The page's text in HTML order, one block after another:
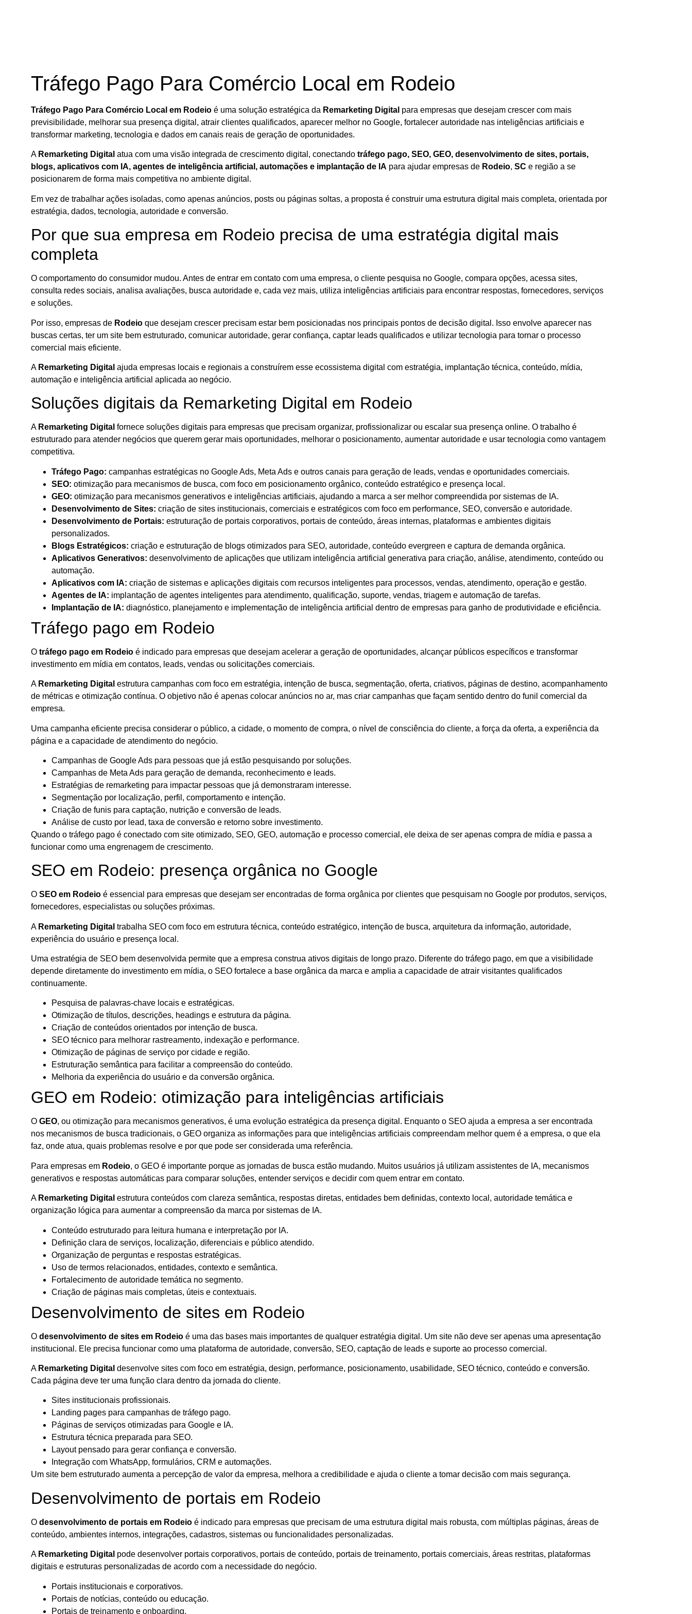
Tráfego Pago Para Comércio Local em Rodeio
Tráfego Pago Para Comércio Local em Rodeio é uma solução estratégica da Remarketing Digital para empresas que desejam crescer com mais
previsibilidade, melhorar sua presença digital, atrair clientes qualificados, aparecer melhor no Google, fortalecer autoridade nas inteligências artificiais e
transformar marketing, tecnologia e dados em canais reais de geração de oportunidades.
A Remarketing Digital atua com uma visão integrada de crescimento digital, conectando tráfego pago, SEO, GEO, desenvolvimento de sites, portais,
blogs, aplicativos com IA, agentes de inteligência artificial, automações e implantação de IA para ajudar empresas de Rodeio, SC e região a se
posicionarem de forma mais competitiva no ambiente digital.
Em vez de trabalhar ações isoladas, como apenas anúncios, posts ou páginas soltas, a proposta é construir uma estrutura digital mais completa, orientada por
estratégia, dados, tecnologia, autoridade e conversão.
Por que sua empresa em Rodeio precisa de uma estratégia digital mais
completa
O comportamento do consumidor mudou. Antes de entrar em contato com uma empresa, o cliente pesquisa no Google, compara opções, acessa sites,
consulta redes sociais, analisa avaliações, busca autoridade e, cada vez mais, utiliza inteligências artificiais para encontrar respostas, fornecedores, serviços
e soluções.
Por isso, empresas de Rodeio que desejam crescer precisam estar bem posicionadas nos principais pontos de decisão digital. Isso envolve aparecer nas
buscas certas, ter um site bem estruturado, comunicar autoridade, gerar confiança, captar leads qualificados e utilizar tecnologia para tornar o processo
comercial mais eficiente.
A Remarketing Digital ajuda empresas locais e regionais a construírem esse ecossistema digital com estratégia, implantação técnica, conteúdo, mídia,
automação e inteligência artificial aplicada ao negócio.
Soluções digitais da Remarketing Digital em Rodeio
A Remarketing Digital fornece soluções digitais para empresas que precisam organizar, profissionalizar ou escalar sua presença online. O trabalho é
estruturado para atender negócios que querem gerar mais oportunidades, melhorar o posicionamento, aumentar autoridade e usar tecnologia como vantagem
competitiva.
Tráfego Pago: campanhas estratégicas no Google Ads, Meta Ads e outros canais para geração de leads, vendas e oportunidades comerciais.
SEO: otimização para mecanismos de busca, com foco em posicionamento orgânico, conteúdo estratégico e presença local.
GEO: otimização para mecanismos generativos e inteligências artificiais, ajudando a marca a ser melhor compreendida por sistemas de IA.
Desenvolvimento de Sites: criação de sites institucionais, comerciais e estratégicos com foco em performance, SEO, conversão e autoridade.
Desenvolvimento de Portais: estruturação de portais corporativos, portais de conteúdo, áreas internas, plataformas e ambientes digitais
personalizados.
Blogs Estratégicos: criação e estruturação de blogs otimizados para SEO, autoridade, conteúdo evergreen e captura de demanda orgânica.
Aplicativos Generativos: desenvolvimento de aplicações que utilizam inteligência artificial generativa para criação, análise, atendimento, conteúdo ou
automação.
Aplicativos com IA: criação de sistemas e aplicações digitais com recursos inteligentes para processos, vendas, atendimento, operação e gestão.
Agentes de IA: implantação de agentes inteligentes para atendimento, qualificação, suporte, vendas, triagem e automação de tarefas.
Implantação de IA: diagnóstico, planejamento e implementação de inteligência artificial dentro de empresas para ganho de produtividade e eficiência.
Tráfego pago em Rodeio
O tráfego pago em Rodeio é indicado para empresas que desejam acelerar a geração de oportunidades, alcançar públicos específicos e transformar
investimento em mídia em contatos, leads, vendas ou solicitações comerciais.
A Remarketing Digital estrutura campanhas com foco em estratégia, intenção de busca, segmentação, oferta, criativos, páginas de destino, acompanhamento
de métricas e otimização contínua. O objetivo não é apenas colocar anúncios no ar, mas criar campanhas que façam sentido dentro do funil comercial da
empresa.
Uma campanha eficiente precisa considerar o público, a cidade, o momento de compra, o nível de consciência do cliente, a força da oferta, a experiência da
página e a capacidade de atendimento do negócio.
Campanhas de Google Ads para pessoas que já estão pesquisando por soluções.
Campanhas de Meta Ads para geração de demanda, reconhecimento e leads.
Estratégias de remarketing para impactar pessoas que já demonstraram interesse.
Segmentação por localização, perfil, comportamento e intenção.
Criação de funis para captação, nutrição e conversão de leads.
Análise de custo por lead, taxa de conversão e retorno sobre investimento.
Quando o tráfego pago é conectado com site otimizado, SEO, GEO, automação e processo comercial, ele deixa de ser apenas compra de mídia e passa a
funcionar como uma engrenagem de crescimento.
SEO em Rodeio: presença orgânica no Google
O SEO em Rodeio é essencial para empresas que desejam ser encontradas de forma orgânica por clientes que pesquisam no Google por produtos, serviços,
fornecedores, especialistas ou soluções próximas.
A Remarketing Digital trabalha SEO com foco em estrutura técnica, conteúdo estratégico, intenção de busca, arquitetura da informação, autoridade,
experiência do usuário e presença local.
Uma estratégia de SEO bem desenvolvida permite que a empresa construa ativos digitais de longo prazo. Diferente do tráfego pago, em que a visibilidade
depende diretamente do investimento em mídia, o SEO fortalece a base orgânica da marca e amplia a capacidade de atrair visitantes qualificados
continuamente.
Pesquisa de palavras-chave locais e estratégicas.
Otimização de títulos, descrições, headings e estrutura da página.
Criação de conteúdos orientados por intenção de busca.
SEO técnico para melhorar rastreamento, indexação e performance.
Otimização de páginas de serviço por cidade e região.
Estruturação semântica para facilitar a compreensão do conteúdo.
Melhoria da experiência do usuário e da conversão orgânica.
GEO em Rodeio: otimização para inteligências artificiais
O GEO, ou otimização para mecanismos generativos, é uma evolução estratégica da presença digital. Enquanto o SEO ajuda a empresa a ser encontrada
nos mecanismos de busca tradicionais, o GEO organiza as informações para que inteligências artificiais compreendam melhor quem é a empresa, o que ela
faz, onde atua, quais problemas resolve e por que pode ser considerada uma referência.
Para empresas em Rodeio, o GEO é importante porque as jornadas de busca estão mudando. Muitos usuários já utilizam assistentes de IA, mecanismos
generativos e respostas automáticas para comparar soluções, entender serviços e decidir com quem entrar em contato.
A Remarketing Digital estrutura conteúdos com clareza semântica, respostas diretas, entidades bem definidas, contexto local, autoridade temática e
organização lógica para aumentar a compreensão da marca por sistemas de IA.
Conteúdo estruturado para leitura humana e interpretação por IA.
Definição clara de serviços, localização, diferenciais e público atendido.
Organização de perguntas e respostas estratégicas.
Uso de termos relacionados, entidades, contexto e semântica.
Fortalecimento de autoridade temática no segmento.
Criação de páginas mais completas, úteis e contextuais.
Desenvolvimento de sites em Rodeio
O desenvolvimento de sites em Rodeio é uma das bases mais importantes de qualquer estratégia digital. Um site não deve ser apenas uma apresentação
institucional. Ele precisa funcionar como uma plataforma de autoridade, conversão, SEO, captação de leads e suporte ao processo comercial.
A Remarketing Digital desenvolve sites com foco em estratégia, design, performance, posicionamento, usabilidade, SEO técnico, conteúdo e conversão.
Cada página deve ter uma função clara dentro da jornada do cliente.
Sites institucionais profissionais.
Landing pages para campanhas de tráfego pago.
Páginas de serviços otimizadas para Google e IA.
Estrutura técnica preparada para SEO.
Layout pensado para gerar confiança e conversão.
Integração com WhatsApp, formulários, CRM e automações.
Um site bem estruturado aumenta a percepção de valor da empresa, melhora a credibilidade e ajuda o cliente a tomar decisão com mais segurança.
Desenvolvimento de portais em Rodeio
O desenvolvimento de portais em Rodeio é indicado para empresas que precisam de uma estrutura digital mais robusta, com múltiplas páginas, áreas de
conteúdo, ambientes internos, integrações, cadastros, sistemas ou funcionalidades personalizadas.
A Remarketing Digital pode desenvolver portais corporativos, portais de conteúdo, portais de treinamento, portais comerciais, áreas restritas, plataformas
digitais e estruturas personalizadas de acordo com a necessidade do negócio.
Portais institucionais e corporativos.
Portais de notícias, conteúdo ou educação.
Portais de treinamento e onboarding.